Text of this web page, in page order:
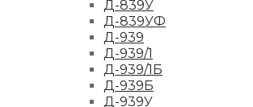
Д-839У
Д-839УФ
Д-939
Д-939/1
Д-939/1Б
Д-939Б
Д-939У